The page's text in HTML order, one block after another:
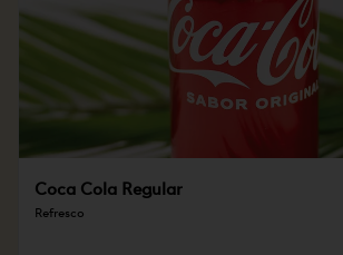
Coca Cola Regular
Refresco